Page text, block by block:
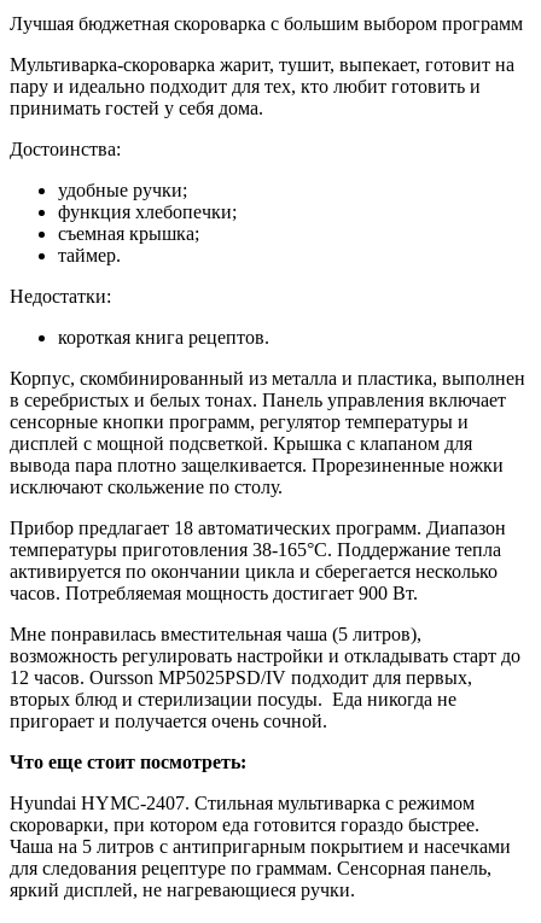
Лучшая бюджетная скороварка с большим выбором программ
Мультиварка-скороварка жарит, тушит, выпекает, готовит на
пару и идеально подходит для тех, кто любит готовить и
принимать гостей у себя дома.
Достоинства:
удобные ручки;
функция хлебопечки;
съемная крышка;
таймер.
Недостатки:
короткая книга рецептов.
Корпус, скомбинированный из металла и пластика, выполнен
в серебристых и белых тонах. Панель управления включает
сенсорные кнопки программ, регулятор температуры и
дисплей с мощной подсветкой. Крышка с клапаном для
вывода пара плотно защелкивается. Прорезиненные ножки
исключают скольжение по столу.
Прибор предлагает 18 автоматических программ. Диапазон
температуры приготовления 38-165°С. Поддержание тепла
активируется по окончании цикла и сберегается несколько
часов. Потребляемая мощность достигает 900 Вт.
Мне понравилась вместительная чаша (5 литров),
возможность регулировать настройки и откладывать старт до
12 часов. Oursson MP5025PSD/IV подходит для первых,
вторых блюд и стерилизации посуды. Еда никогда не
пригорает и получается очень сочной.
Что еще стоит посмотреть:
Hyundai HYMC-2407. Стильная мультиварка с режимом
скороварки, при котором еда готовится гораздо быстрее.
Чаша на 5 литров с антипригарным покрытием и насечками
для следования рецептуре по граммам. Сенсорная панель,
яркий дисплей, не нагревающиеся ручки.